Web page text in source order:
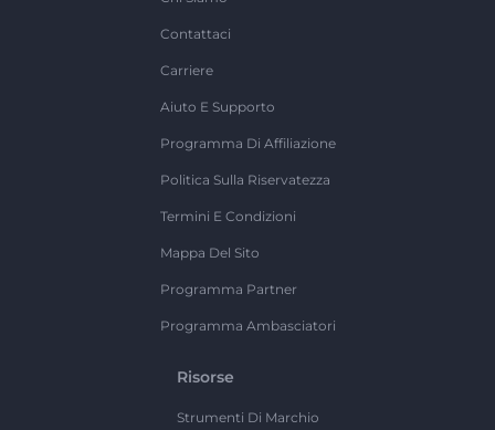
Contattaci
Carriere
Aiuto E Supporto
Programma Di Affiliazione
Politica Sulla Riservatezza
Termini E Condizioni
Mappa Del Sito
Programma Partner
Programma Ambasciatori
Risorse
Strumenti Di Marchio